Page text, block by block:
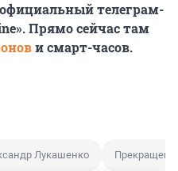
телеграм-
Прямо сейчас там
и смарт-часов.
Лукашенко